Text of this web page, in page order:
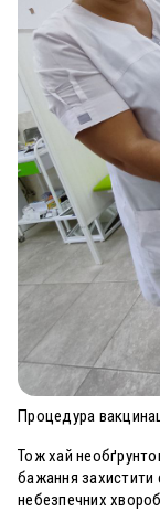
Процедура
Тож хай
бажання захистити
небезпечних